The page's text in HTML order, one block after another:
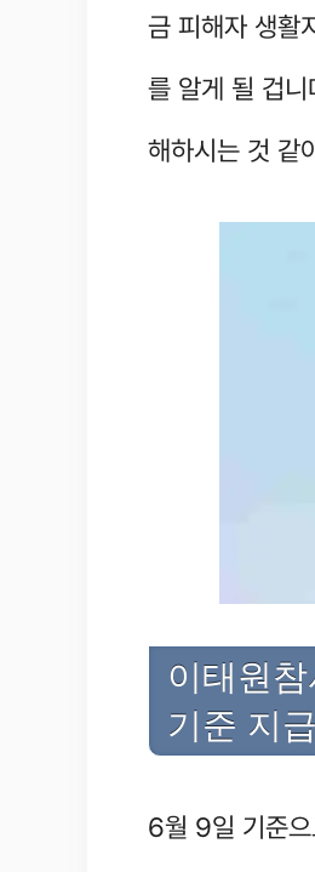
금 피해자 생활
를 알게 될 겁
해하시는 것 같
이태원
기준 지
6월 9일 기준으